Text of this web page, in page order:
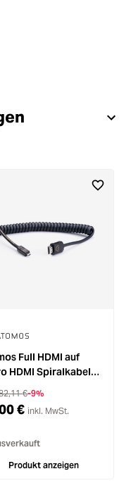
von 5 von 5 Sternen
Full HDMI auf
HDMI Spiralkabel
40cm
€-9%
€ inkl. MwSt.
Produkt anzeigen